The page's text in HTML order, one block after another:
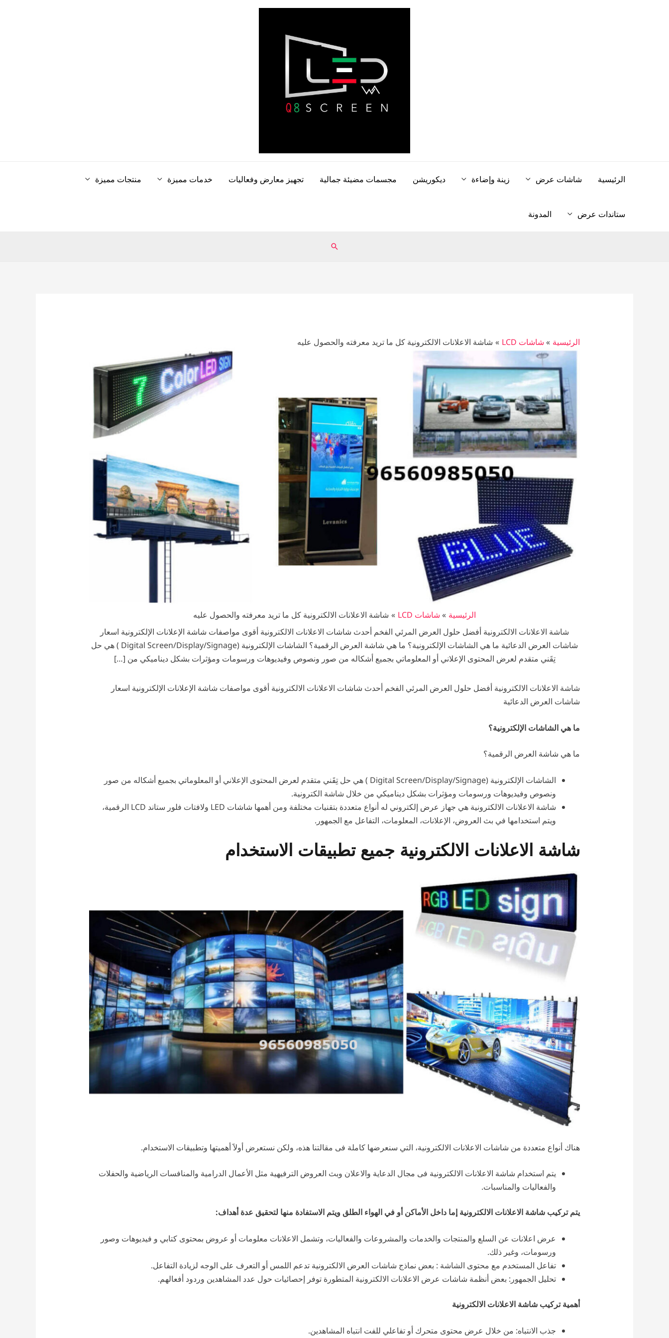
الرئيسية شاشات عرض زينة وإضاءة ديكوريشن مجسمات مضيئة جمالية تجهيز معارض وفعاليات خدمات مميزة منتجات مميزة
ستاندات عرض المدونة
البحث
الرئيسية شاشات LCD شاشة الاعلانات الالكترونية كل ما تريد معرفته والحصول عليه
الرئيسية شاشات LCD
شاشة الاعلانات الالكترونية كل ما تريد معرفته والحصول عليه
شاشة الاعلانات الالكترونية أفضل حلول العرض المرئي الفخم أحدث شاشات الاعلانات الالكترونية أقوى مواصفات شاشة الإعلانات الإلكترونية اسعار
شاشات العرض الدعائية ما هي الشاشات الإلكترونية؟ ما هي شاشة العرض الرقمية؟ الشاشات الإلكترونية (Digital Screen/Display/Signage ) هي حل
تِقَني متقدم لعرض المحتوى الإعلاني أو المعلوماتي بجميع أشكاله من صور ونصوص وفيديوهات ورسومات ومؤثرات بشكل ديناميكي من […]
شاشة الاعلانات الالكترونية أفضل حلول العرض المرئي الفخم أحدث شاشات الاعلانات الالكترونية أقوى مواصفات شاشة الإعلانات الإلكترونية اسعار
شاشات العرض الدعائية
ما هي الشاشات الإلكترونية؟
ما هي شاشة العرض الرقمية؟
الشاشات الإلكترونية (Digital Screen/Display/Signage ) هي حل تِقَني متقدم لعرض المحتوى الإعلاني أو المعلوماتي بجميع أشكاله من صور
ونصوص وفيديوهات ورسومات ومؤثرات بشكل ديناميكي من خلال شاشة الكترونية.
شاشة الاعلانات الالكترونية هي جهاز عرض إلكتروني له أنواع متعددة بتقنيات مختلفة ومن أهمها
شاشات LED ولافتات فلور ستاند LCD الرقمية،
ويتم استخدامها في بث العروض، الإعلانات، المعلومات، التفاعل مع الجمهور.
شاشة الاعلانات الالكترونية جميع تطبيقات الاستخدام
هناك أنواع متعددة من شاشات الاعلانات الالكترونية، التي سنعرضها كاملة فى مقالتنا هذه، ولكن نستعرض أولاََ أهميتها وتطبيقات الاستخدام.
يتم استخدام شاشة الاعلانات الالكترونية فى مجال الدعاية والاعلان وبث العروض الترفيهية مثل الأعمال الدرامية والمنافسات الرياضية والحفلات
والفعاليات والمناسبات.
يتم تركيب شاشة الاعلانات الالكترونية إما داخل الأماكن أو في الهواء الطلق ويتم الاستفادة منها لتحقيق عدة أهداف:
عرض اعلانات عن السلع والمنتجات والخدمات والمشروعات والفعاليات، وتشمل الاعلانات معلومات أو عروض بمحتوى كتابي و فيديوهات وصور
ورسومات، وغير ذلك.
تفاعل المستخدم مع محتوى الشاشة : بعض نماذج شاشات العرض الالكترونية تدعم اللمس أو التعرف على الوجه لزيادة التفاعل.
تحليل الجمهور: بعض أنظمة شاشات عرض الاعلانات الالكترونية المتطورة توفر إحصائيات حول عدد المشاهدين وردود أفعالهم.
أهمية تركيب شاشة الاعلانات الالكترونية
جذب الانتباه: من خلال عرض محتوى متحرك أو تفاعلي للفت انتباه المشاهدين.